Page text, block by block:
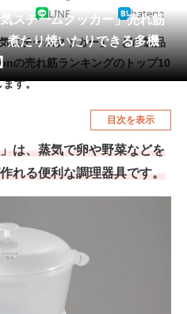
家電
本・DVD・CD
生活用品
車・バイク
食品・飲料・お酒
スチームクッカー」売れ筋
たり焼いたりできる多機
LINE hatena
スチームクッカー」。どの製品
の売れ筋ランキングのトップ10
ます。
目次を表示
は、蒸気で卵や野菜などを
れる便利な調理器具です。